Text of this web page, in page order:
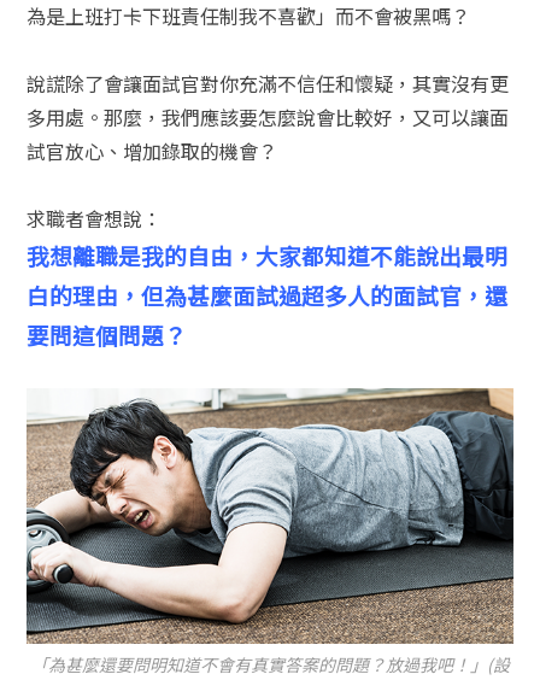
為是上班打卡下班責任制我不喜歡」而不會被黑嗎？
說謊除了會讓面試官對你充滿不信任和懷疑，其實沒有更
多用處。那麼，我們應該要怎麼說會比較好，又可以讓面
試官放心、增加錄取的機會？
求職者會想說：
我想離職是我的自由，大家都知道不能說出最明
白的理由，但為甚麼面試過超多人的面試官，還
要問這個問題？
「為甚麼還要問明知道不會有真實答案的問題？放過我吧！」(設